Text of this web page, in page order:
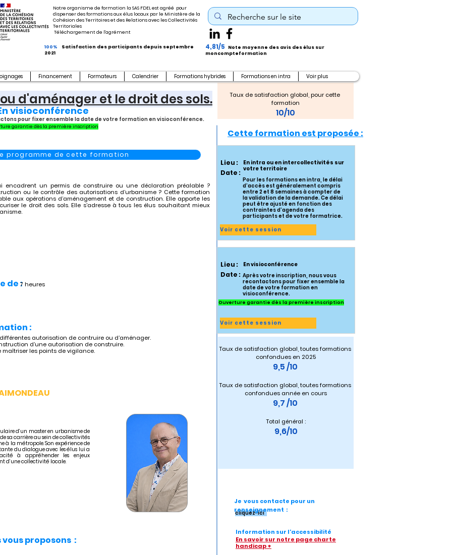
Notre organisme de formation la SAS FDEL est agréé pour
dispenser des formations aux élus locaux par le Ministère de la
Cohésion des Territoires et des Relations avec les Collectivités
Territoriales
Téléchargement de l'agrément
100% Satisfaction des participants depuis septembre
2021
4,81/5
Note moyenne des avis des élus sur
moncompteformation
Financement Formateurs Calendrier Formations hybrides Formations en intra Voir plus
d'aménager et le droit des sols.
visioconférence
pour fixer ensemble la date de votre formation en visioconférence.
garantie dès la première inscription
encadrent un permis de construire ou une déclaration préalable ?
ou le contrôle des autorisations d’urbanisme ? Cette formation
aux opérations d’aménagement et de construction. Elle apporte les
le droit des sols. Elle s’adresse à tous les élus souhaitant mieux
de :7 heures
:
autorisation de contruire ou d’aménager.
d’une autorisation de construire.
maîtriser les points de vigilance.
d’un master en urbanisme de
sa carrière au sein de collectivités
à la métropole. Son expérience de
du dialogue avec les élus lui a
à appréhender les enjeux
d’une collectivité locale.
proposons :
programme de cette formation
Cette formation est proposée :
Taux de satisfaction global, pour cette
formation
10/10
En intra ou en intercollectivités sur
votre territoire
Pour les formations en intra, le délai
d’accès est généralement compris
entre 2 et 8 semaines à compter de
la validation de la demande. Ce délai
peut être ajusté en fonction des
contraintes d’agenda des
participants et de votre formatrice.
Lieu :
Date :
Voir cette session
En visioconférence
Après votre inscription, nous vous
recontactons pour fixer ensemble la
date de votre formation en
visioconférence.
Lieu :
Date :
Ouverture garantie dès la première inscription
Voir cette session
Taux de satisfaction global, toutes formations
confondues en 2025
9,5 /10
Taux de satisfaction global, toutes formations
confondues année en cours
9,7 /10
Total général :
9,6/10
cliquez-ici
Je vous contacte pour un
renseignement :
Information sur l'accessibilité
En savoir sur notre page charte
handicap +